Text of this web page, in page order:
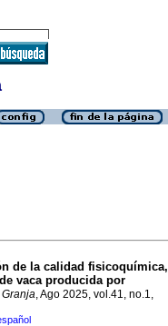
de la calidad fisicoquímica,
vaca producida por
, Ago 2025, vol.41, no.1,